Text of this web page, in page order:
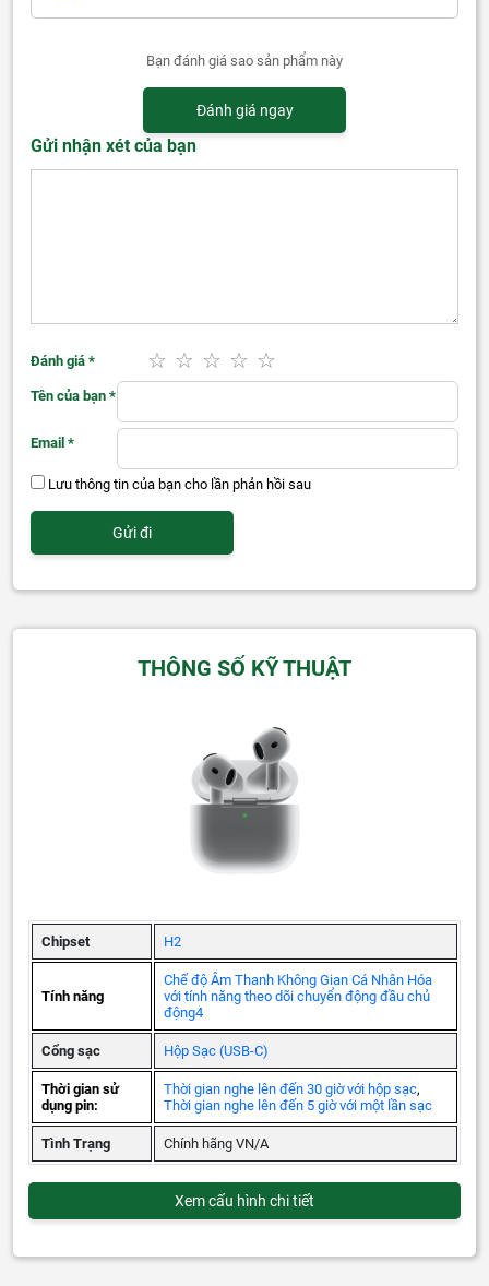
Bạn đánh giá sao sản phẩm này
Đánh giá ngay
Gửi nhận xét của bạn
Đánh giá *
Tên của bạn *
Email *
Lưu thông tin của bạn cho lần phản hồi sau
THÔNG SỐ KỸ THUẬT
Chipset H2
Tính năng
Chế độ Âm Thanh Không Gian Cá Nhân Hóa
với tính năng theo dõi chuyển động đầu chủ
động4
Cổng sạc Hộp Sạc (USB‑C)
Thời gian sử
dụng pin:
Thời gian nghe lên đến 30 giờ với hộp sạc,
Thời gian nghe lên đến 5 giờ với một lần sạc
Tình Trạng Chính hãng VN/A
Xem cấu hình chi tiết